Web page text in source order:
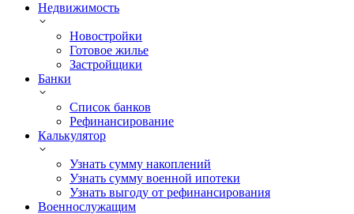
Недвижимость
Новостройки
Готовое жилье
Застройщики
Банки
Список банков
Рефинансирование
Калькулятор
Узнать сумму накоплений
Узнать сумму военной ипотеки
Узнать выгоду от рефинансирования
Военнослужащим